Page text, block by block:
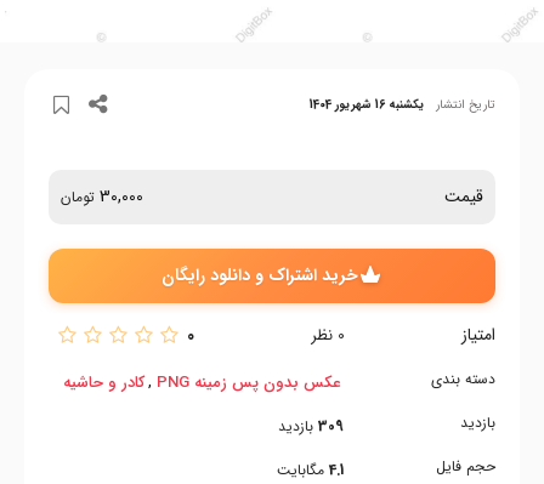
تاریخ انتشار یکشنبه 16 شهریور 1404
قیمت 30,000 تومان
خرید اشتراک و دانلود رایگان
امتیاز 0 نظر 0
دسته بندی
بازدید
حجم فایل
عکس بدون پس زمینه PNG ,کادر و حاشیه
309 بازدید
4.1 مگابایت